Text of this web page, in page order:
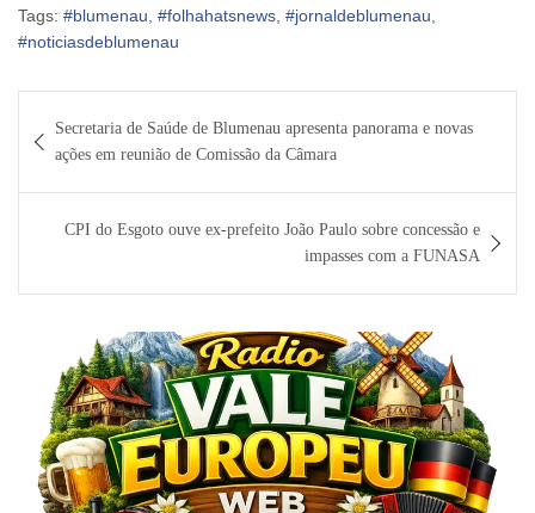
Tags: #blumenau, #folhahatsnews, #jornaldeblumenau,
#noticiasdeblumenau
de
Post
Secretaria de Saúde de Blumenau apresenta panorama e novas
ações em reunião de Comissão da Câmara
CPI do Esgoto ouve ex-prefeito João Paulo sobre concessão e
impasses com a FUNASA